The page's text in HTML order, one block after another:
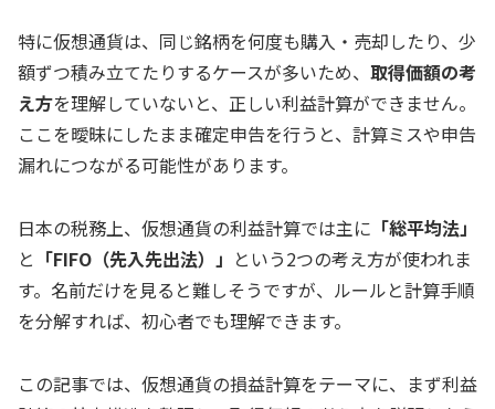
特に仮想通貨は、同じ銘柄を何度も購入・売却したり、少
額ずつ積み立てたりするケースが多いため、 取得価額の考
え方を理解していないと、正しい利益計算ができません。
ここを曖昧にしたまま確定申告を行うと、計算ミスや申告
漏れにつながる可能性があります。
日本の税務上、仮想通貨の利益計算では主に 「総平均法」
と 「FIFO（先入先出法）」 という2つの考え方が使われま
す。名前だけを見ると難しそうですが、ルールと計算手順
を分解すれば、初心者でも理解できます。
この記事では、仮想通貨の損益計算をテーマに、まず利益